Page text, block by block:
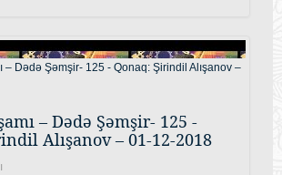
– Dədə Şəmşir- 125 -
Alışanov – 01-12-2018